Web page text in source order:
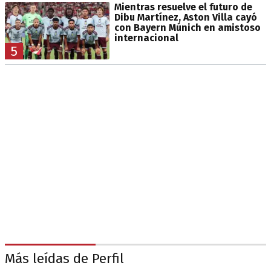
5
Mientras resuelve el futuro de
Dibu Martínez, Aston Villa cayó
con Bayern Múnich en amistoso
internacional
Más leídas de Perfil